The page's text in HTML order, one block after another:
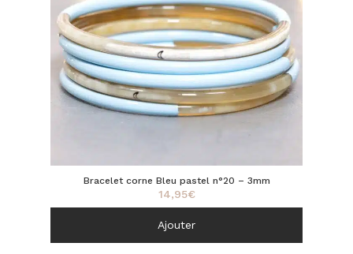
Bracelet corne Bleu pastel n°20 – 3mm
14,95€
Ajouter